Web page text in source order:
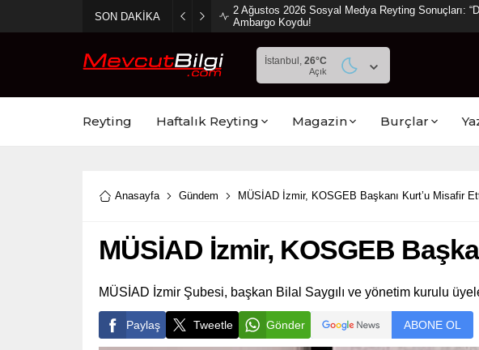
SON DAKİKA
2 Ağustos 2026 Sosyal Medya Reyting Sonuçları:
Ambargo Koydu!
İstanbul, 26°C
Açık
Reyting Haftalık Reyting Magazin Burçlar
Anasayfa Gündem MÜSİAD İzmir, KOSGEB Başkanı Kurt’u Misafir
MÜSİAD İzmir, KOSGEB
MÜSİAD İzmir Şubesi, başkan Bilal Saygılı ve yönetim kurulu
Paylaş Tweetle Gönder ABONE OL